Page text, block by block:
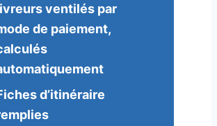
ventilés par
de paiement,
d’itinéraire